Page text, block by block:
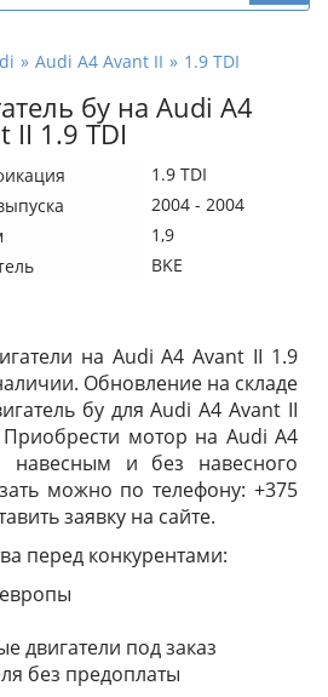
Audi A4 Avant II 1.9 TDI
бу на Audi A4
II 1.9 TDI
1.9 TDI
2004 - 2004
1,9
BKE
на Audi A4 Avant II 1.9
Обновление на складе
бу для Audi A4 Avant II
мотор на Audi A4
и без навесного
можно по телефону: +375
заявку на сайте.
перед конкурентами:
двигатели под заказ
без предоплаты